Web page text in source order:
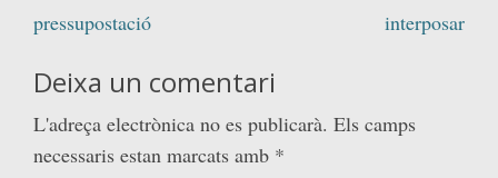
Navegació
d'entrades
pressupostació interposar
Deixa un comentari
L'adreça electrònica no es publicarà. Els camps
necessaris estan marcats amb *